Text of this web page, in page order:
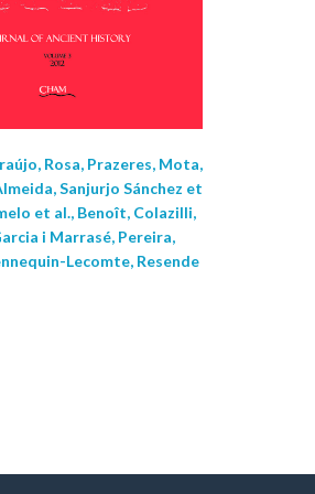
Rosa, Prazeres, Mota,
Sanjurjo Sánchez et
et al., Benoît, Colazilli,
i Marrasé, Pereira,
Lecomte, Resende